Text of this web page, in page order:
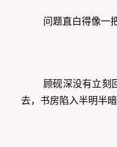
问题直白得像一
顾砚深没有立刻
去，书房陷入半明半